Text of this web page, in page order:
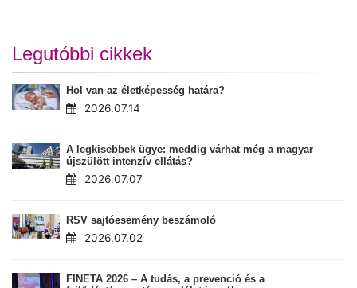
Legutóbbi cikkek
Hol van az életképesség határa?
2026.07.14
A legkisebbek ügye: meddig várhat még a magyar
újszülött intenzív ellátás?
2026.07.07
RSV sajtóesemény beszámoló
2026.07.02
FINETA 2026 – A tudás, a prevenció és a